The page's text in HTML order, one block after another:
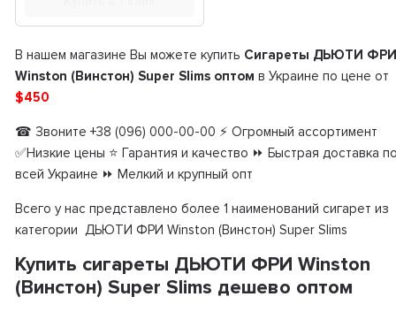
В нашем магазине Вы можете купить Сигареты ДЬЮТИ ФРИ
Winston (Винстон) Super Slims оптом в Украине по цене от
$450
☎ Звоните +38 (096) 000-00-00 ⚡ Огромный ассортимент
✅Низкие цены ⭐ Гарантия и качество ⏩ Быстрая доставка
всей Украине ⏩ Мелкий и крупный опт
Всего у нас представлено более 1 наименований сигарет из
категории ДЬЮТИ ФРИ Winston (Винстон) Super Slims
Купить сигареты ДЬЮТИ ФРИ Winston
(Винстон) Super Slims дешево оптом